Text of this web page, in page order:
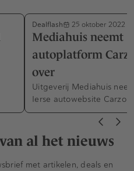
Dealflash 25 oktober 2022
Mediahuis neemt
autoplatform
over
Uitgeverij Mediahuis
Ierse autowebsite
al het nieuws
met artikelen, deals en